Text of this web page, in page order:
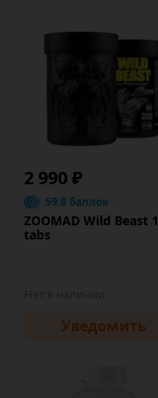
2 990 ₽
59.8 баллов
ZOOMAD Wild Beast
tabs
Уведомить